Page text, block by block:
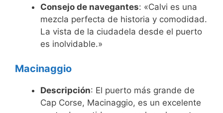
Consejo de navegantes: «Calvi es una
mezcla perfecta de historia y comodidad.
La vista de la ciudadela desde el puerto
es inolvidable.»
Macinaggio
Descripción: El puerto más grande de
Cap Corse, Macinaggio, es un excelente